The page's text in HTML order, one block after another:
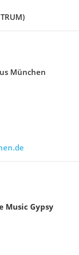
München
Music Gypsy